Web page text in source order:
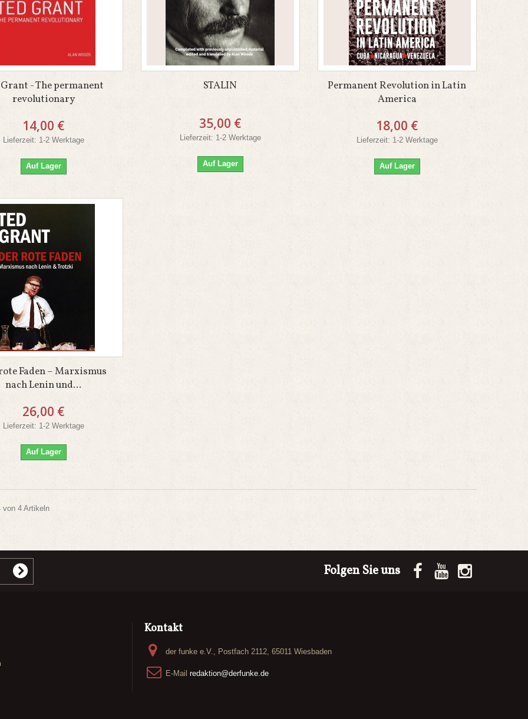
Grant - The permanent
revolutionary
14,00 €
Lieferzeit: 1-2 Werktage
Auf Lager
STALIN
35,00 €
Lieferzeit: 1-2 Werktage
Auf Lager
Permanent Revolution in Latin
America
18,00 €
Lieferzeit: 1-2 Werktage
Auf Lager
Faden – Marxismus
nach Lenin und...
26,00 €
Lieferzeit: 1-2 Werktage
Auf Lager
von 4 Artikeln
Folgen Sie uns
Kontakt
der funke e.V., Postfach 2112, 65011 Wiesbaden
E-Mail redaktion@derfunke.de